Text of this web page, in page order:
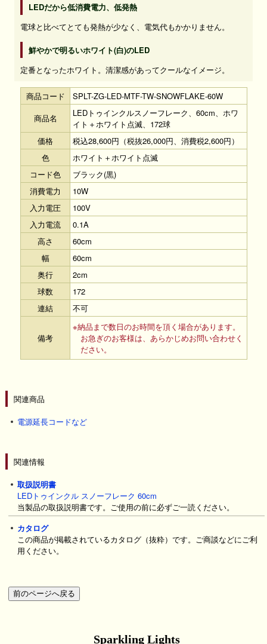
LEDだから低消費電力、低発熱
電球と比べてとても発熱が少なく、電気代もかかりません。
鮮やかで明るいホワイト(白)のLED
定番となったホワイト。清潔感があってクールなイメージ。
商品コード
SPLT-ZG-LED-MTF-TW-SNOWFLAKE-60W
商品名
LEDトゥインクルスノーフレーク、60cm、ホワ
イト＋ホワイト点滅、172球
価格
税込28,600円（税抜26,000円、消費税2,600円）
色
ホワイト＋ホワイト点滅
コード色
ブラック(黒)
消費電力
10W
入力電圧
100V
入力電流
0.1A
高さ
60cm
幅
60cm
奥行
2cm
球数
172
連結
不可
備考
※納品まで数日のお時間を頂く場合があります。
お急ぎのお客様は、あらかじめお問い合わせく
ださい。
関連商品
電源延長コードなど
関連情報
取扱説明書
LEDトゥインクル スノーフレーク 60cm
当製品の取扱説明書です。ご使用の前に必ずご一読ください。
カタログ
この商品が掲載されているカタログ（抜粋）です。ご商談などにご利
用ください。
Sparkling Lights